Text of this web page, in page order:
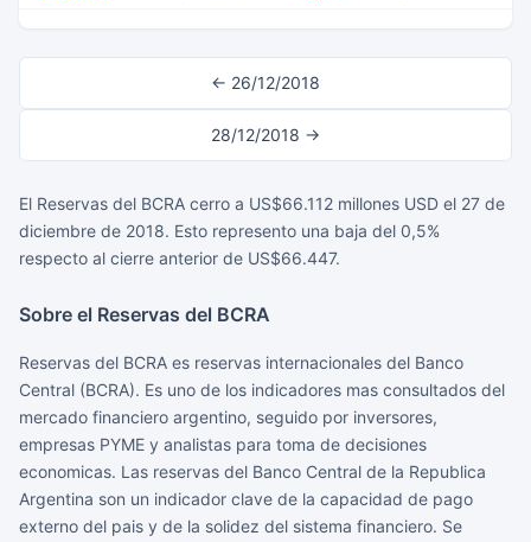
← 26/12/2018
28/12/2018 →
El Reservas del BCRA cerro a US$66.112 millones USD el 27 de
diciembre de 2018. Esto represento una baja del 0,5%
respecto al cierre anterior de US$66.447.
Sobre el Reservas del BCRA
Reservas del BCRA es reservas internacionales del Banco
Central (BCRA). Es uno de los indicadores mas consultados del
mercado financiero argentino, seguido por inversores,
empresas PYME y analistas para toma de decisiones
economicas. Las reservas del Banco Central de la Republica
Argentina son un indicador clave de la capacidad de pago
externo del pais y de la solidez del sistema financiero. Se